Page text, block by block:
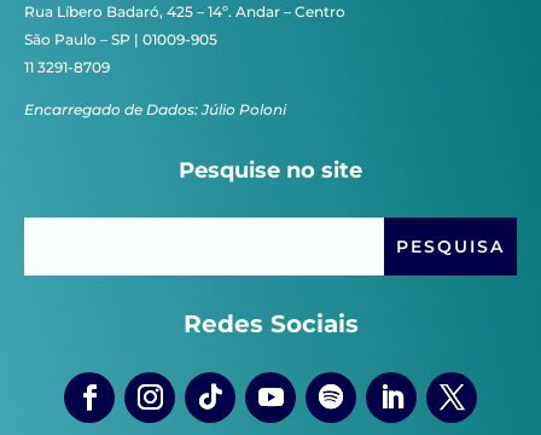
Rua Líbero Badaró, 425 – 14º. Andar – Centro
São Paulo – SP | 01009-905
11 3291-8709
Encarregado de Dados: Júlio Poloni
Pesquise no site
Redes Sociais